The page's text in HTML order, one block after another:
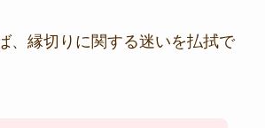
、縁切りに関する迷いを払拭で